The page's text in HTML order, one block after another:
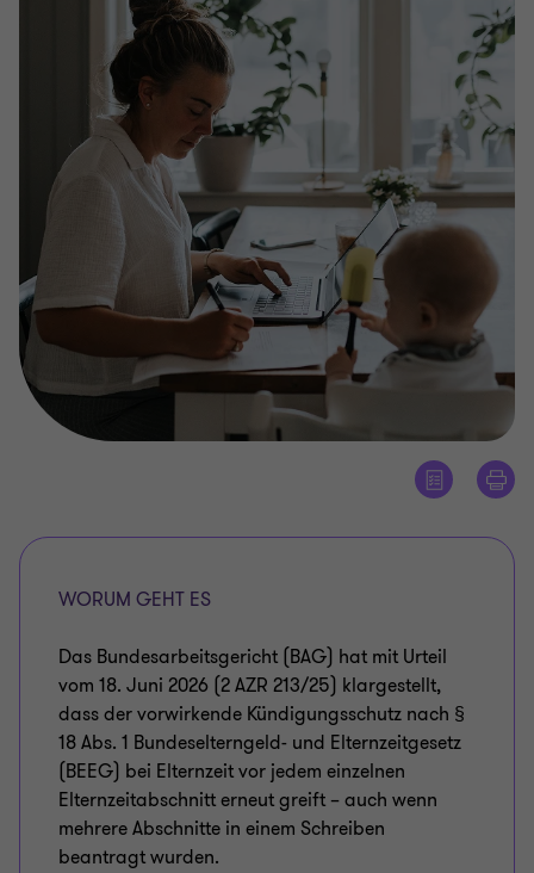
WORUM GEHT ES
Das Bundesarbeitsgericht (BAG) hat mit Urteil
vom 18. Juni 2026 (2 AZR 213/25) klargestellt,
dass der vorwirkende Kündigungsschutz nach §
18 Abs. 1 Bundeselterngeld- und Elternzeitgesetz
(BEEG) bei Elternzeit vor jedem einzelnen
Elternzeitabschnitt erneut greift – auch wenn
mehrere Abschnitte in einem Schreiben
beantragt wurden.